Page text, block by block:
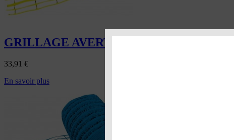
GRILLAGE AVERTISSEUR JAUNE
33,91 €
En savoir plus